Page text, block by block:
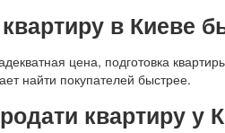
в Киеве
цена, подготовка
найти покупателей быстрее.
квартиру у